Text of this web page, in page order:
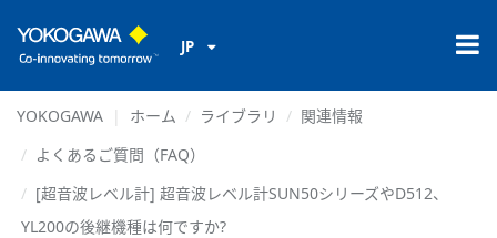
JP
YOKOGAWA ホーム ライブラリ
関連情報
よくあるご質問（FAQ）
[超音波レベル計] 超音波レベル計SUN50シリーズやD512、
YL200の後継機種は何ですか?